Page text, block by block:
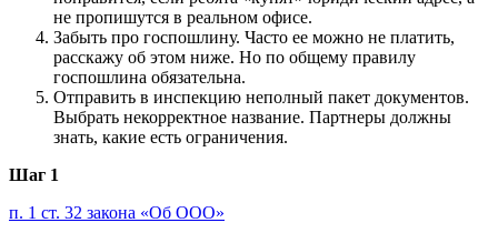
не пропишутся в реальном офисе.
Забыть про госпошлину. Часто ее можно не платить,
расскажу об этом ниже. Но по общему правилу
госпошлина обязательна.
Отправить в инспекцию неполный пакет документов.
Выбрать некорректное название. Партнеры должны
знать, какие есть ограничения.
Шаг 1
п. 1 ст. 32 закона «Об ООО»